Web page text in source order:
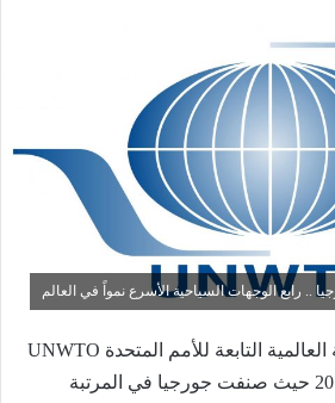
.. رابع الوجهات السياحية الأسرع نمواً في العالم
أصدرت منظمة السياحة العالمية التابعة للأمم المتحدة UNWTO
تقريرها السنوي لعام 2019 حيث صنفت جورجيا في المرتبة